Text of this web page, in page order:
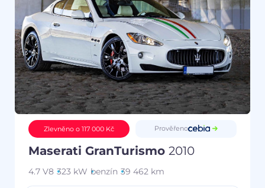
Zlevněno o 117 000 Kč Prověřeno
Maserati GranTurismo 2010
4.7 V8 323 kW benzín 39 462 km